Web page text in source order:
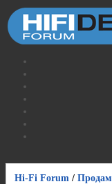
Hi-Fi Forum / Продам